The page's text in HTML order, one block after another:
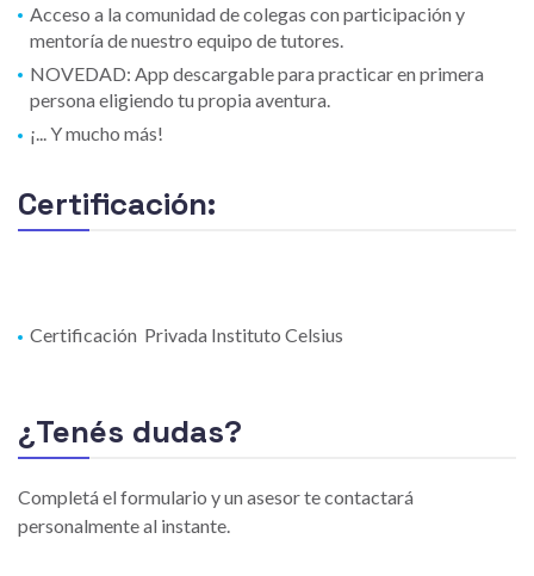
Acceso a la comunidad de colegas con participación y
mentoría de nuestro equipo de tutores.
NOVEDAD: App descargable para practicar en primera
persona eligiendo tu propia aventura.
¡... Y mucho más!
Certificación:
Certificación Privada Instituto Celsius
¿Tenés dudas?
Completá el formulario y un asesor te contactará
personalmente al instante.